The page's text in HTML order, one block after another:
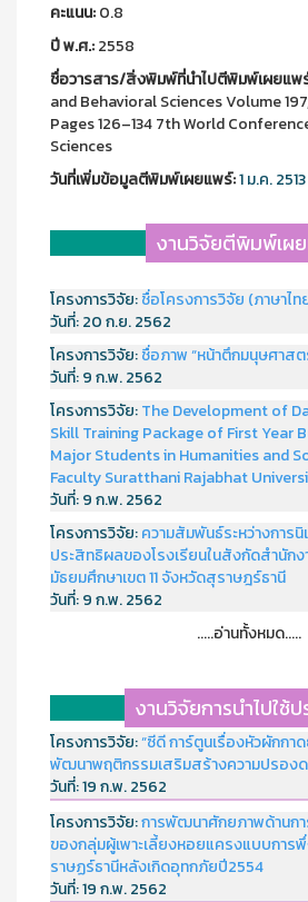
คะแนน:0.8
ปี พ.ศ.:2558
ชื่อวารสาร/สิ่งพิมพ์ที่นำไปตีพิมพ์เผยแพ
and Behavioral Sciences Volume
Pages 126–134 7th World
Sciences
วันที่เพิ่มข้อมูลตีพิมพ์เผยแพร์:1 ม.ค. 2513
งานวิจัยตีพิมพ์เผ
โครงการวิจัย:ชื่อโครงการวิจัย (ภาษาไท
วันที่:20 ก.ย. 2562
โครงการวิจัย:ชื่อภาพ “หน้าตึกมนุษศาสต
วันที่:9 ก.พ. 2562
โครงการวิจัย:The Development of
Skill Training Package of First Year
Major Students in Humanities and
Faculty Suratthani Rajabhat
วันที่:9 ก.พ. 2562
โครงการวิจัย:ความสัมพันธ์ระหว่างการนิ
ประสิทธิผลของโรงเรียนในสังกัดสำนัก
มัธยมศึกษาเขต 11 จังหวัดสุราษฎร์ธานี
วันที่:9 ก.พ. 2562
.....อ่านทั้งหมด.....
งานวิจัยการนำไปใช้ป
โครงการวิจัย:“ซีดี การ์ตูนเรื่องหัวผักกา
พัฒนาพฤติกรรมเสริมสร้างความปรอง
วันที่:19 ก.พ. 2562
โครงการวิจัย:การพัฒนาศักยภาพด้านก
ของกลุ่มผู้เพาะเลี้ยงหอยแครงแบบการ
ราษฏร์ธานีหลังเกิดอุทกภัยปี2554
วันที่:19 ก.พ. 2562